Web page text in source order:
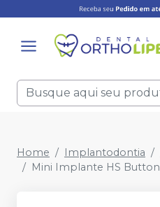
Home Implantodontia
Mini Implante HS Button